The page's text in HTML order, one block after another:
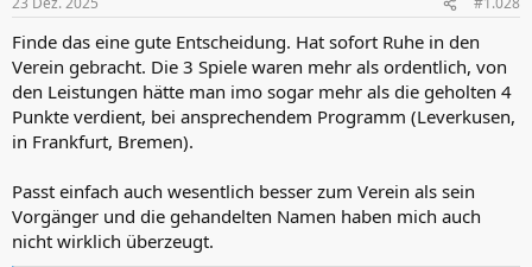
Finde das eine gute Entscheidung. Hat sofort Ruhe in den
Verein gebracht. Die 3 Spiele waren mehr als ordentlich, von
den Leistungen hätte man imo sogar mehr als die geholten 4
Punkte verdient, bei ansprechendem Programm (Leverkusen,
in Frankfurt, Bremen).
Passt einfach auch wesentlich besser zum Verein als sein
Vorgänger und die gehandelten Namen haben mich auch
nicht wirklich überzeugt.